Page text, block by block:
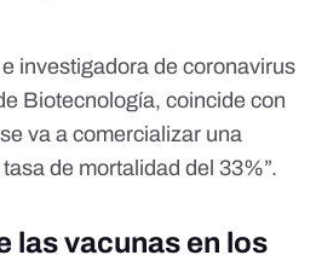
investigadora de coronavirus
Biotecnología, coincide con
va a comercializar una
de mortalidad del 33%”.
las vacunas en los